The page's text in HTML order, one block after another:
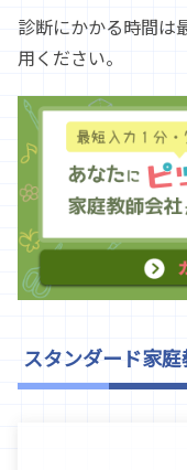
診断にかかる時間は
用ください。
スタンダード家